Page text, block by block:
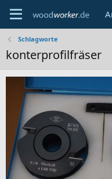
Schlagworte
konterprofilfräser